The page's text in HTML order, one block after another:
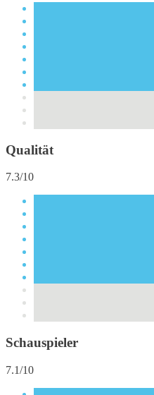
Qualität
7.3/10
Schauspieler
7.1/10